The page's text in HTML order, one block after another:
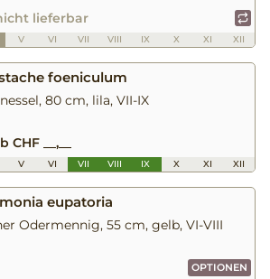
lieferbar
V VI VII VIII IX X XI XII
foeniculum
80 cm, lila, VII-IX
CHF __,__
V VI VII VIII IX X XI XII
eupatoria
Odermennig, 55 cm, gelb, VI-VIII
OPTIONEN